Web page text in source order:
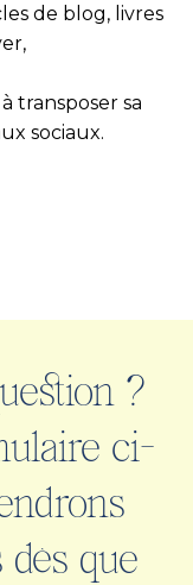
de blog, livres
transposer sa
sociaux.
?
ci-
dès que